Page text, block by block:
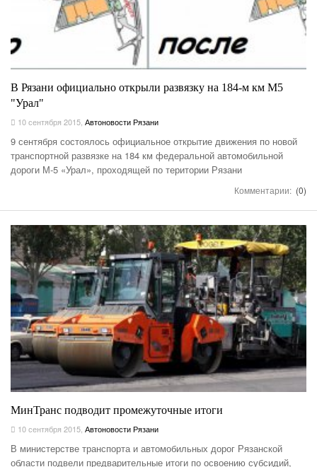
В Рязани официально открыли развязку на 184-м км М5
"Урал"
10 сентября 2015 Автоновости Рязани
9 сентября состоялось официальное открытие движения по новой
транспортной развязке на 184 км федеральной автомобильной
дороги М-5 «Урал», проходящей по територии Рязани
Комментарии: (0)
МинТранс подводит промежуточные итоги
10 сентября 2015 Автоновости Рязани
В министерстве транспорта и автомобильных дорог Рязанской
области подвели предварительные итоги по освоению субсидий,